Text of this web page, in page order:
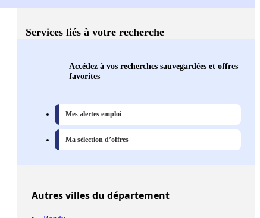
Services liés à votre recherche
Accédez à vos recherches sauvegardées et offres
favorites
Mes alertes emploi
Ma sélection d’offres
Autresvillesdu département